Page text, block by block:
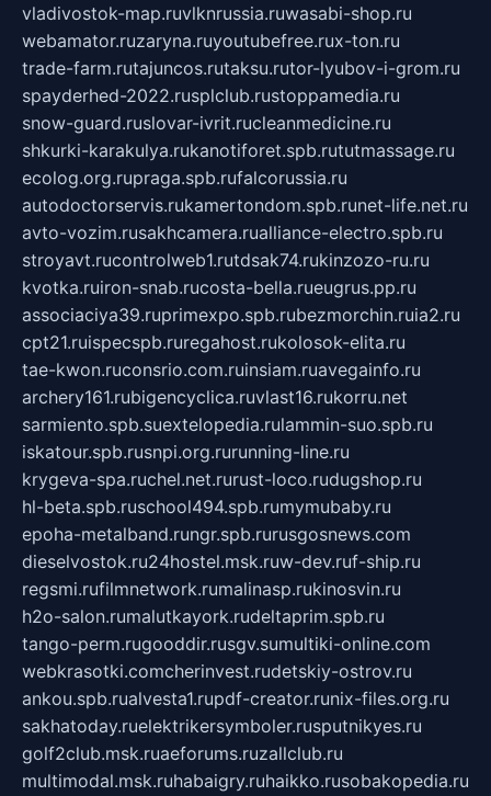
vladivostok-map.ruvlknrussia.ruwasabi-shop.ru
webamator.ruzaryna.ruyoutubefree.rux-ton.ru
trade-farm.rutajuncos.rutaksu.rutor-lyubov-i-grom.ru
spayderhed-2022.rusplclub.rustoppamedia.ru
snow-guard.ruslovar-ivrit.rucleanmedicine.ru
shkurki-karakulya.rukanotiforet.spb.rututmassage.ru
ecolog.org.rupraga.spb.rufalcorussia.ru
autodoctorservis.rukamertondom.spb.runet-life.net.ru
avto-vozim.rusakhcamera.rualliance-electro.spb.ru
stroyavt.rucontrolweb1.rutdsak74.rukinzozo-ru.ru
kvotka.ruiron-snab.rucosta-bella.rueugrus.pp.ru
associaciya39.ruprimexpo.spb.rubezmorchin.ruia2.ru
cpt21.ruispecspb.ruregahost.rukolosok-elita.ru
tae-kwon.ruconsrio.com.ruinsiam.ruavegainfo.ru
archery161.rubigencyclica.ruvlast16.rukorru.net
sarmiento.spb.suextelopedia.rulammin-suo.spb.ru
iskatour.spb.rusnpi.org.rurunning-line.ru
krygeva-spa.ruchel.net.rurust-loco.rudugshop.ru
hl-beta.spb.ruschool494.spb.rumymubaby.ru
epoha-metalband.rungr.spb.rurusgosnews.com
dieselvostok.ru24hostel.msk.ruw-dev.ruf-ship.ru
regsmi.rufilmnetwork.rumalinasp.rukinosvin.ru
h2o-salon.rumalutkayork.rudeltaprim.spb.ru
tango-perm.rugooddir.rusgv.sumultiki-online.com
webkrasotki.comcherinvest.rudetskiy-ostrov.ru
ankou.spb.rualvesta1.rupdf-creator.runix-files.org.ru
sakhatoday.ruelektrikersymboler.rusputnikyes.ru
golf2club.msk.ruaeforums.ruzallclub.ru
multimodal.msk.ruhabaigry.ruhaikko.rusobakopedia.ru